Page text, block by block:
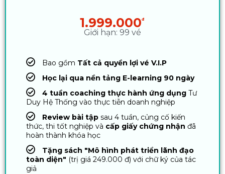
1.999.000đ
Giới hạn: 99 vé
Bao gồm Tất cả quyền lợi vé V.I.P
Học lại qua nền tảng E-learning 90 ngày
4 tuần coaching thực hành ứng dụngTư
Duy Hệ Thống vào thực tiễn doanh nghiệp
Review bài tậpsau 4 tuần, củng cố kiến
thức, thi tốt nghiệp và cấp giấy chứng nhận đã
hoàn thành khóa học
Tặng sách "Mô hình phát triển lãnh đạo
toàn diện" (trị giá 249.000 đ) với chữ ký của tác
giả